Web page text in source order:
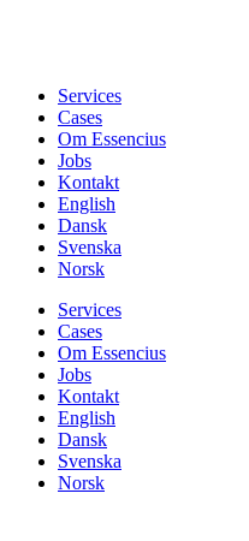
Services
Cases
Om Essencius
Jobs
Kontakt
English
Dansk
Svenska
Norsk
Services
Cases
Om Essencius
Jobs
Kontakt
English
Dansk
Svenska
Norsk